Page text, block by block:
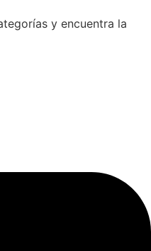
y encuentra la